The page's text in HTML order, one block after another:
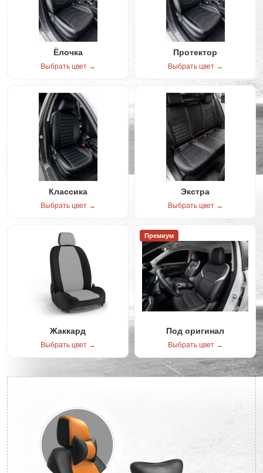
Ёлочка
Выбрать цвет →
Протектор
Выбрать цвет →
Классика
Выбрать цвет →
Экстра
Выбрать цвет →
Жаккард
Выбрать цвет →
Премиум
Под оригинал
Выбрать цвет →